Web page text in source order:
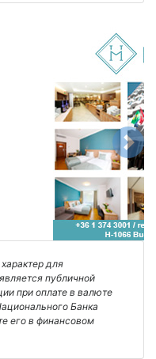
Next
для
публичной
при оплате в валюте
Банка
его в финансовом